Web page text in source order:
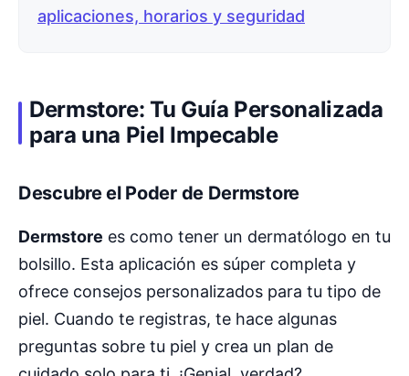
aplicaciones, horarios y seguridad
Dermstore: Tu Guía Personalizada
para una Piel Impecable
Descubre el Poder de Dermstore
Dermstore es como tener un dermatólogo en tu
bolsillo. Esta aplicación es súper completa y
ofrece consejos personalizados para tu tipo de
piel. Cuando te registras, te hace algunas
preguntas sobre tu piel y crea un plan de